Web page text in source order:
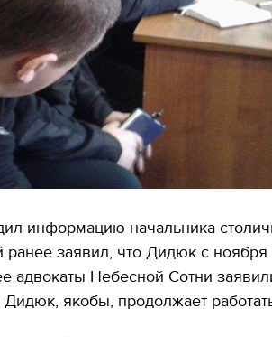
информацию начальника
заявил, что Дидюк с ноября
адвокаты Небесной Сотни
якобы, продолжает